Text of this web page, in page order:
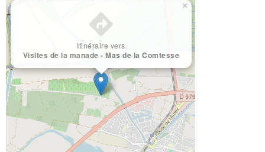
Itinéraire vers
Visites de la manade - Mas de la Comtesse
×